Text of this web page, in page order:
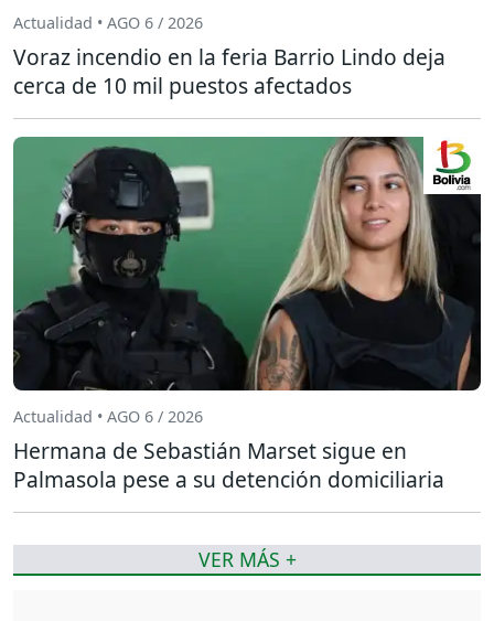
Actualidad • AGO 6 / 2026
Voraz incendio en la feria Barrio Lindo deja
cerca de 10 mil puestos afectados
Actualidad • AGO 6 / 2026
Hermana de Sebastián Marset sigue en
Palmasola pese a su detención domiciliaria
VER MÁS +